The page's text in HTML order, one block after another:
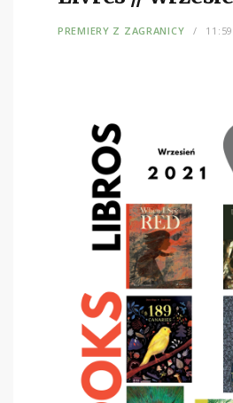
PREMIERY Z ZAGRANICY 11:59